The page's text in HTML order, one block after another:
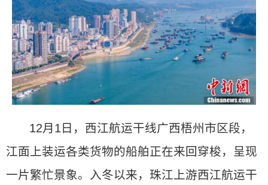
12月1日，西江航运干线广西梧州市区段，
江面上装运各类货物的船舶正在来回穿梭，呈现
一片繁忙景象。入冬以来，珠江上游西江航运干